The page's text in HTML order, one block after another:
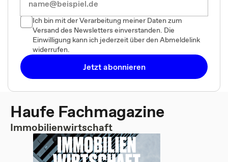
Ich bin mit der Verarbeitung meiner Daten zum
Versand des Newsletters einverstanden. Die
Einwilligung kann ich jederzeit über den Abmeldelink
widerrufen.
Jetzt abonnieren
Haufe Fachmagazine
Immobilienwirtschaft